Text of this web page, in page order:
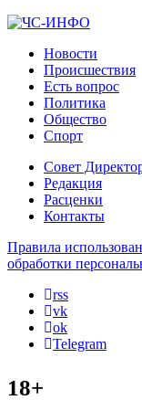
Новости
Происшествия
Есть вопрос
Политика
Общество
Спорт
Совет
Редакция
Расценки
Контакты
Правила
обработки
rss
vk
ok
Telegram
18+